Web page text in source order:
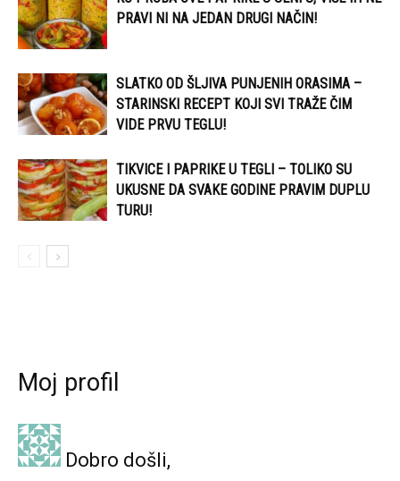
PRAVI NI NA JEDAN DRUGI NAČIN!
SLATKO OD ŠLJIVA PUNJENIH ORASIMA –
STARINSKI RECEPT KOJI SVI TRAŽE ČIM
VIDE PRVU TEGLU!
TIKVICE I PAPRIKE U TEGLI – TOLIKO SU
UKUSNE DA SVAKE GODINE PRAVIM DUPLU
TURU!
Moj profil
Dobro došli,